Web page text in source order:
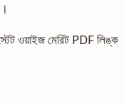
ওয়াইজ মেরিট PDF লিঙ্ক